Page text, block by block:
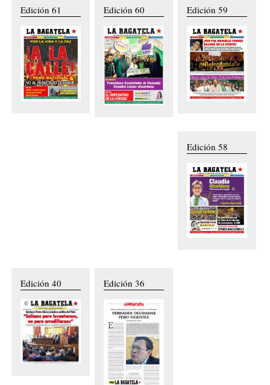
Edición 61 Edición 60 Edición 59
Edición 58
Edición 40 Edición 36